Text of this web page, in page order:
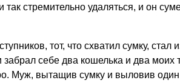
так стремительно удаляться, и он
тот, что схватил сумку,
забрал себе два кошелька и два моих
Муж, вытащив сумку и выловив один